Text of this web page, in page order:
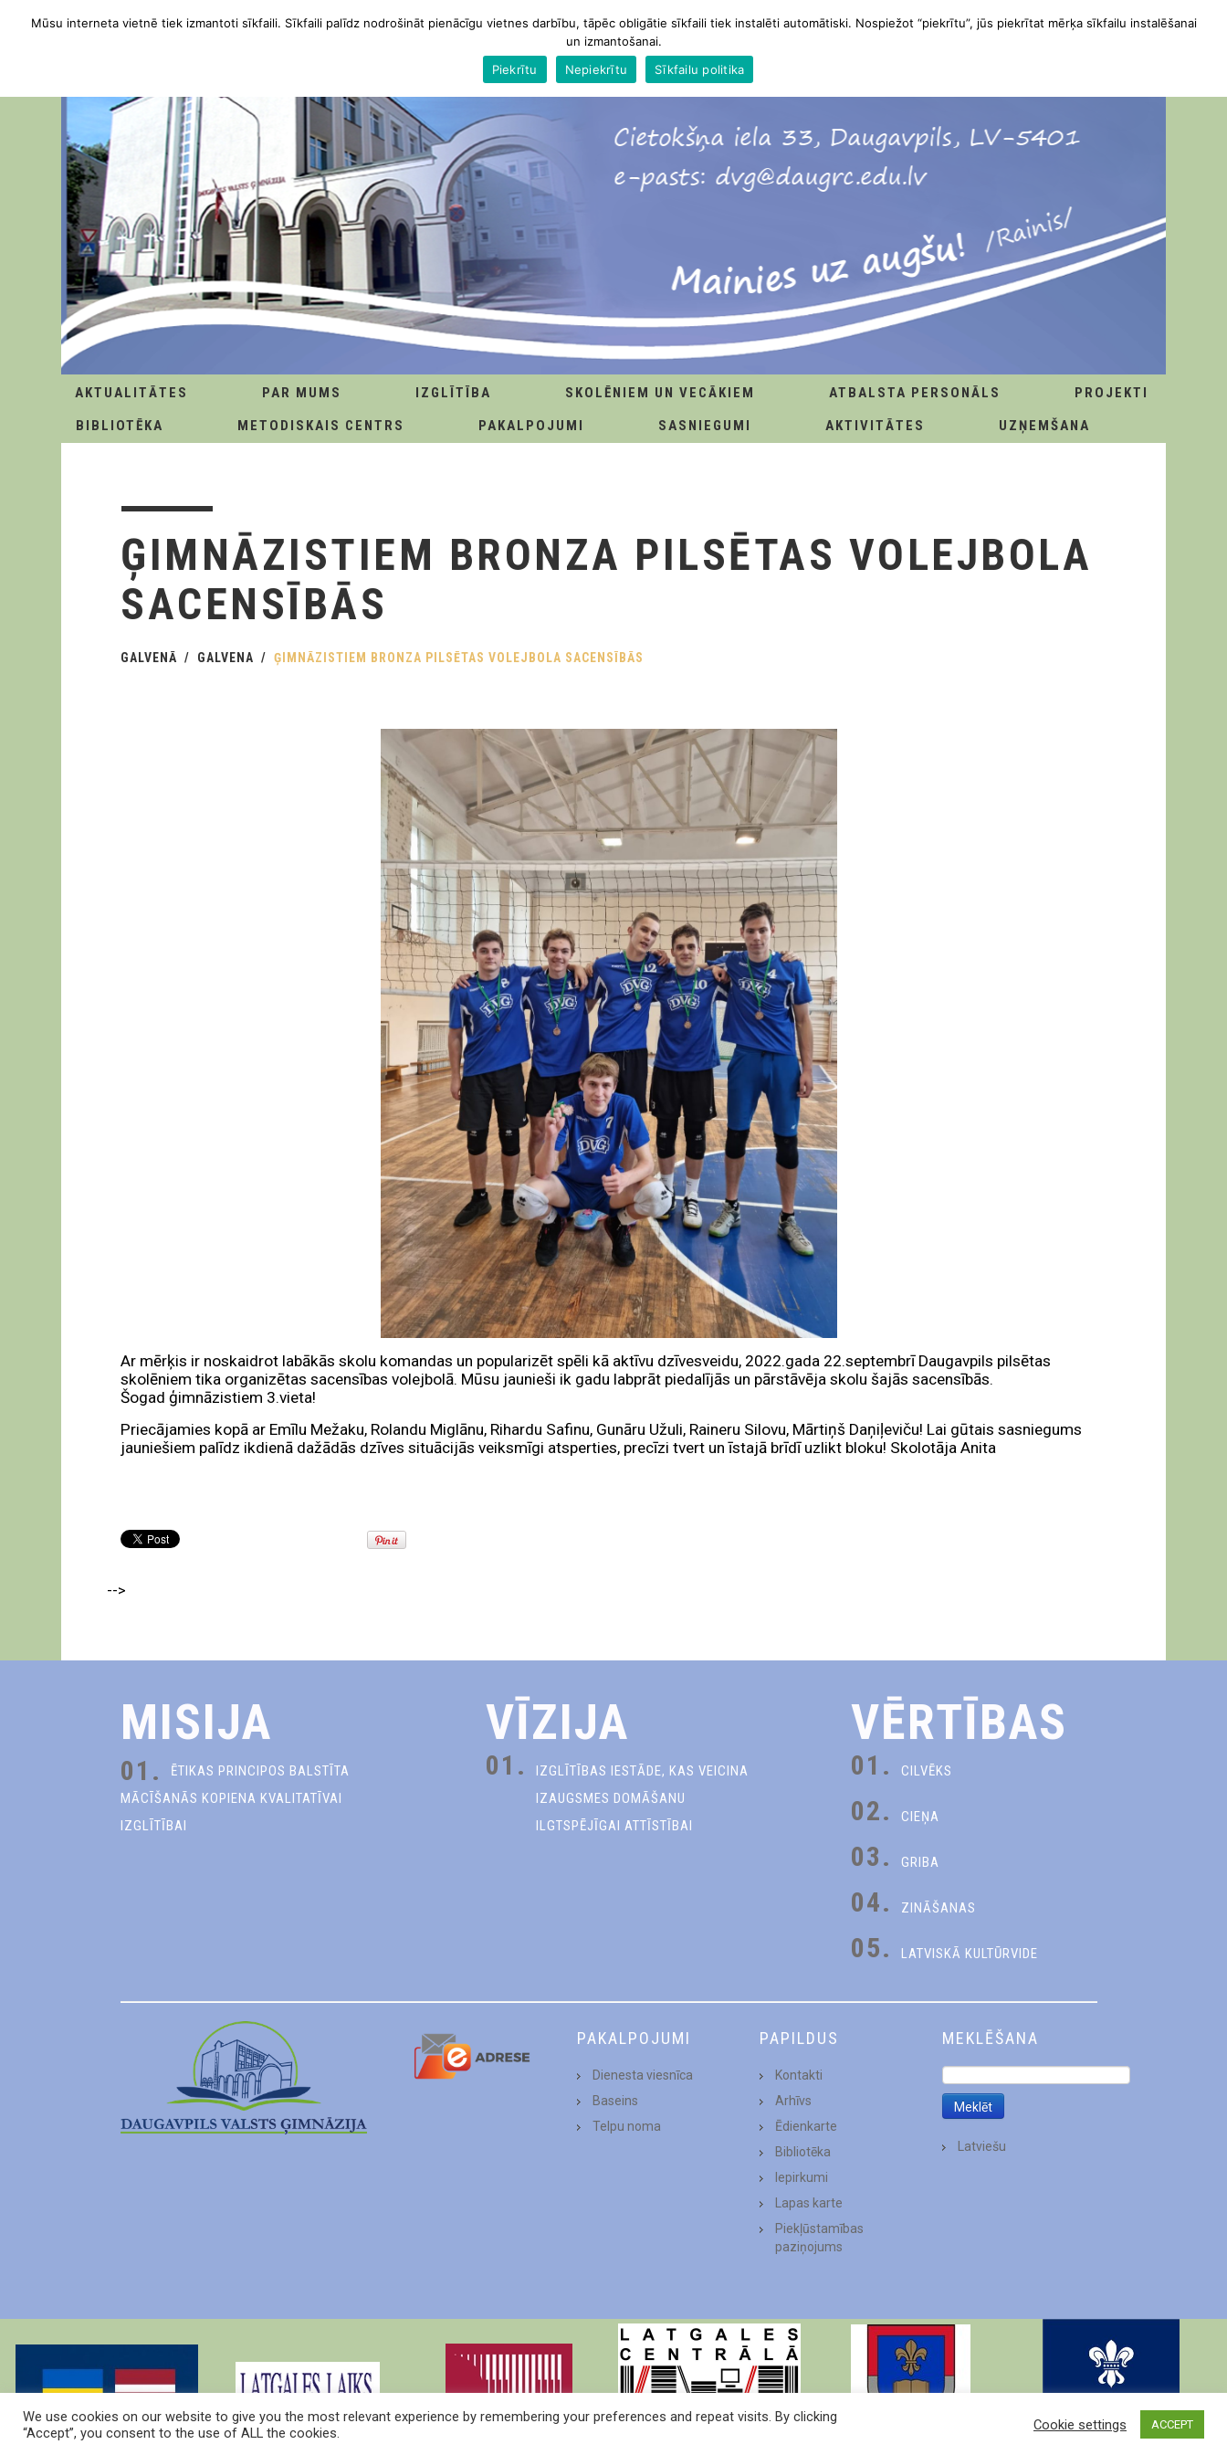
AKTUALITĀTES PAR MUMS IZGLĪTĪBA SKOLĒNIEM UN VECĀKIEM ATBALSTA PERSONĀLS
PROJEKTI
BIBLIOTĒKA
METODISKAIS CENTRS PAKALPOJUMI SASNIEGUMI AKTIVITĀTES UZŅEMŠANA
ĢIMNĀZISTIEM BRONZA PILSĒTAS VOLEJBOLA
SACENSĪBĀS
GALVENĀ GALVENA ĢIMNĀZISTIEM BRONZA PILSĒTAS VOLEJBOLA SACENSĪBĀS
Ar mērķis ir noskaidrot labākās skolu komandas un popularizēt spēli kā aktīvu dzīvesveidu, 2022.gada 22.septembrī Daugavpils pilsētas
skolēniem tika organizētas sacensības volejbolā. Mūsu jaunieši ik gadu labprāt piedalījās un pārstāvēja skolu šajās sacensībās.
Šogad ģimnāzistiem 3.vieta!
Priecājamies kopā ar Emīlu Mežaku, Rolandu Miglānu, Rihardu Safinu, Gunāru Užuli, Raineru Silovu, Mārtiņš Daņiļeviču! Lai gūtais sasniegums
jauniešiem palīdz ikdienā dažādās dzīves situācijās veiksmīgi atsperties, precīzi tvert un īstajā brīdī uzlikt bloku! Skolotāja Anita
-->
MISIJA
01.
ĒTIKAS PRINCIPOS BALSTĪTA
MĀCĪŠANĀS KOPIENA KVALITATĪVAI
IZGLĪTĪBAI
VĪZIJA
01.
IZGLĪTĪBAS IESTĀDE, KAS VEICINA
IZAUGSMES DOMĀŠANU
ILGTSPĒJĪGAI ATTĪSTĪBAI
VĒRTĪBAS
01. CILVĒKS
02. CIEŅA
03. GRIBA
04. ZINĀŠANAS
05. LATVISKĀ KULTŪRVIDE
PAKALPOJUMI
Dienesta viesnīca
Baseins
Telpu noma
PAPILDUS
Kontakti
Arhīvs
Ēdienkarte
Bibliotēka
Iepirkumi
Lapas karte
Piekļūstamības
paziņojums
MEKLĒŠANA
Latviešu
We use cookies on our website to give you the most relevant experience by remembering your preferences and repeat visits. By clicking
“Accept”, you consent to the use of ALL the cookies.
Cookie settings ACCEPT
Mūsu interneta vietnē tiek izmantoti sīkfaili. Sīkfaili palīdz nodrošināt pienācīgu vietnes darbību, tāpēc obligātie sīkfaili tiek instalēti automātiski. Nospiežot “piekrītu”, jūs piekrītat mērķa sīkfailu instalēšanai
un izmantošanai.
Piekrītu
Nepiekrītu Sīkfailu politika